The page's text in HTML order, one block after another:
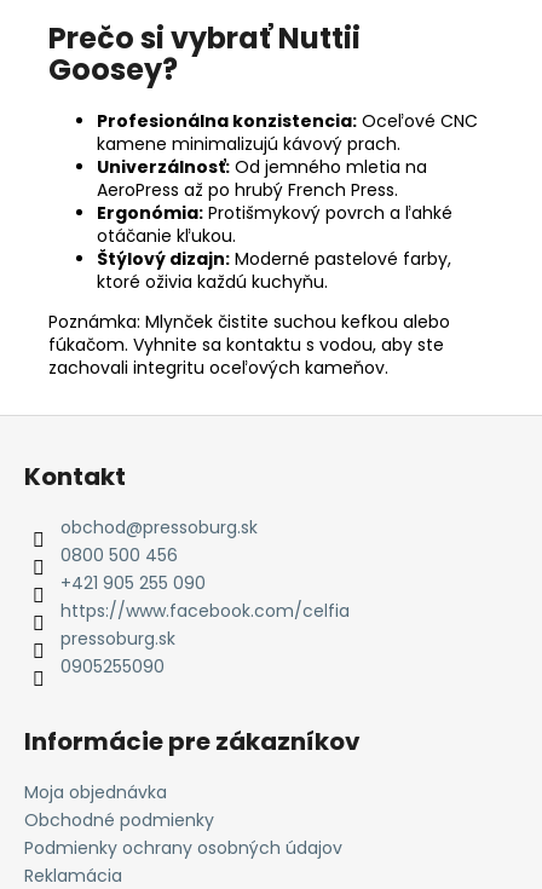
Prečo si vybrať Nuttii
Goosey?
Profesionálna konzistencia: Oceľové CNC
kamene minimalizujú kávový prach.
Univerzálnosť: Od jemného mletia na
AeroPress až po hrubý French Press.
Ergonómia: Protišmykový povrch a ľahké
otáčanie kľukou.
Štýlový dizajn: Moderné pastelové farby,
ktoré oživia každú kuchyňu.
Poznámka: Mlynček čistite suchou kefkou alebo
fúkačom. Vyhnite sa kontaktu s vodou, aby ste
zachovali integritu oceľových kameňov.
Z
Kontakt
obchod@pressoburg.sk
0800 500 456
+421 905 255 090
https://www.facebook.com/celfia
pressoburg.sk
0905255090
Informácie pre zákazníkov
Moja objednávka
Obchodné podmienky
Podmienky ochrany osobných údajov
Reklamácia